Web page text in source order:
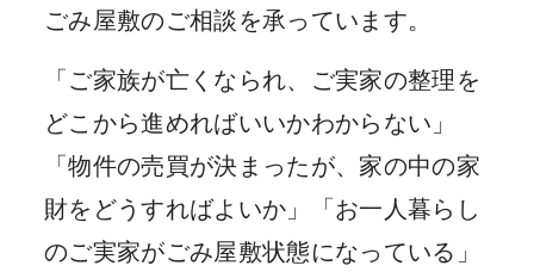
ごみ屋敷のご相談を承っています。
「ご家族が亡くなられ、ご実家の整理を
どこから進めればいいかわからない」
「物件の売買が決まったが、家の中の家
財をどうすればよいか」「お一人暮らし
のご実家がごみ屋敷状態になっている」